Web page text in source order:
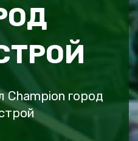
Champion город